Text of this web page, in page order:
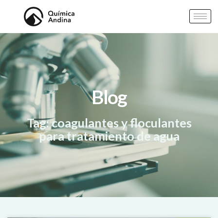
Blog
Tag: coagulantes y floculantes
para tratamiento de agua